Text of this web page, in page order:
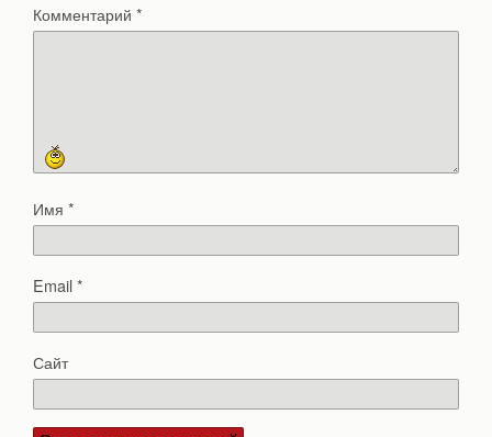
Комментарий *
Имя *
Email*
Сайт